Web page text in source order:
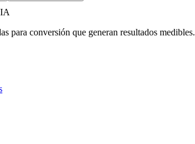
para conversión que generan resultados medibles.